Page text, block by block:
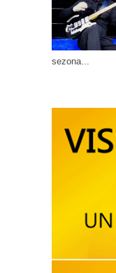
sezona...